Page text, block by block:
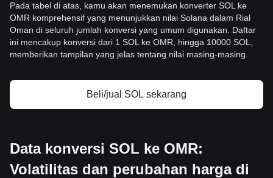
Pada tabel di atas, kamu akan menemukan konverter SOL ke
OMR komprehensif yang menunjukkan nilai Solana dalam Rial
Oman di seluruh jumlah konversi yang umum digunakan. Daftar
ini mencakup konversi dari 1 SOL ke OMR, hingga 10000 SOL,
memberikan tampilan yang jelas tentang nilai masing-masing.
Beli/jual SOL sekarang
Data konversi SOL ke OMR:
Volatilitas dan perubahan harga di